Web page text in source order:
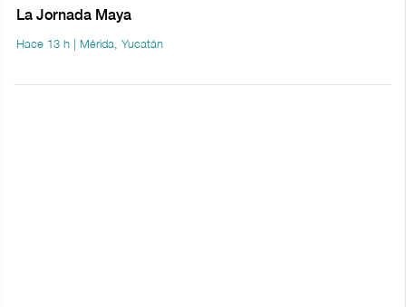
La Jornada Maya
Hace 13 h | Mérida, Yucatán